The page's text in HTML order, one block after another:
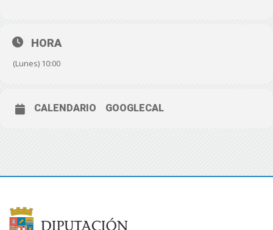
HORA
(Lunes) 10:00
CALENDARIO GOOGLECAL